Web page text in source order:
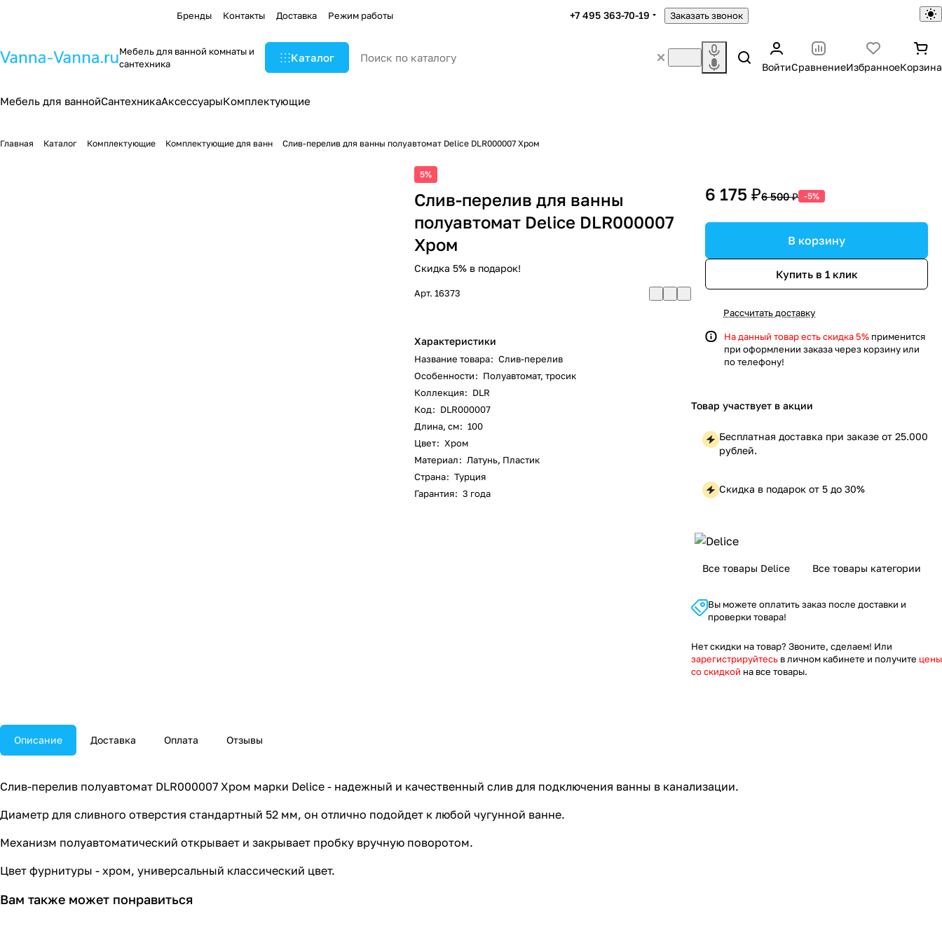
Бренды Контакты Доставка Режим работы +7 495 363-70-19 Заказать звонок
Мебель для ванной комнаты и
сантехника
Каталог
ВойтиСравнениеИзбранноеКорзина
Мебель для ваннойСантехникаАксессуарыКомплектующие
Главная Каталог Комплектующие Комплектующие для ванн Слив-перелив для ванны полуавтомат Delice DLR000007 Хром
5%
Слив-перелив для ванны
полуавтомат Delice DLR000007
Хром
Скидка 5% в подарок!
Арт.16373
Характеристики
Название товара: Слив-перелив
Особенности: Полуавтомат, тросик
Коллекция: DLR
Код: DLR000007
Длина, см: 100
Цвет: Хром
Материал: Латунь, Пластик
Страна: Турция
Гарантия: 3 года
6 175 ₽6 500 ₽ -5%
В корзину
Купить в 1 клик
Рассчитать доставку
На данный товар есть скидка 5% применится
при оформлении заказа через корзину или
по телефону!
Товар участвует в акции
Бесплатная доставка при заказе от 25.000
рублей.
Скидка в подарок от 5 до 30%
Все товары Delice Все товары категории
Вы можете оплатить заказ после доставки и
проверки товара!
Нет скидки на товар? Звоните, сделаем! Или
зарегистрируйтесь в личном кабинете и получите цены
со скидкой на все товары.
Описание Доставка Оплата Отзывы
Слив-перелив полуавтомат DLR000007 Хром марки Delice - надежный и качественный слив для подключения ванны в канализации.
Диаметр для сливного отверстия стандартный 52 мм, он отлично подойдет к любой чугунной ванне.
Механизм полуавтоматический открывает и закрывает пробку вручную поворотом.
Цвет фурнитуры - хром, универсальный классический цвет.
Вам также может понравиться